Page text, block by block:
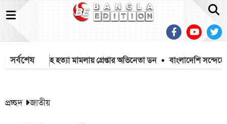
সর্বশেষ
সালমান শাহ হত্যা মামলায় গ্রেপ্তার অভিনেতা ডন বাংলাদেশি সন্দেহে
প্রচ্ছদ জাতীয়